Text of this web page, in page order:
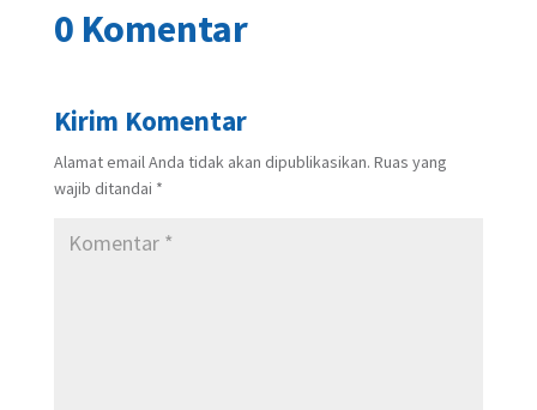
0 Komentar
Kirim Komentar
Alamat email Anda tidak akan dipublikasikan. Ruas yang
wajib ditandai *